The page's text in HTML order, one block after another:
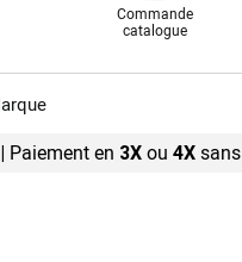
Commande
catalogue
Paiement en 3X ou 4X sans